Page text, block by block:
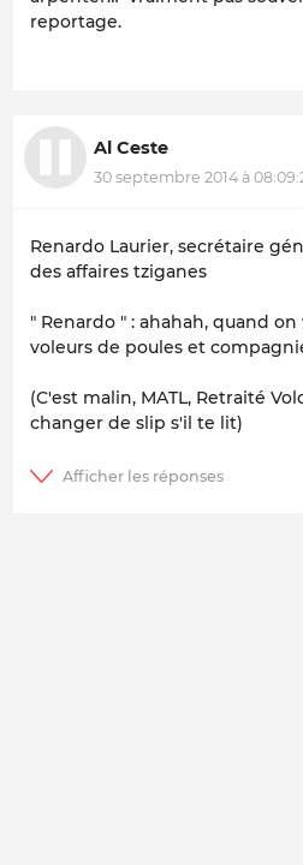
reportage.
Al Ceste
30 septembre 2014 à
Renardo Laurier, secrétaire
des affaires tziganes
" Renardo " : ahahah, quand
voleurs de poules et
(C'est malin, MATL, Retraité
changer de slip s'il te lit)